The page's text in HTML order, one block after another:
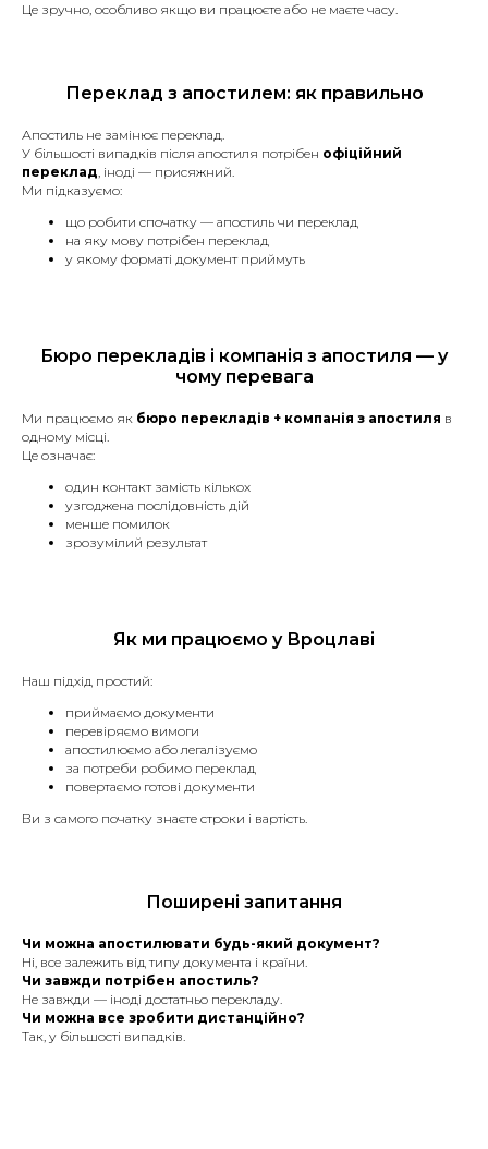
Це зручно, особливо якщо ви працюєте або не маєте часу.
Переклад з апостилем: як правильно
Апостиль не замінює переклад.
У більшості випадків після апостиля потрібен офіційний
переклад, іноді — присяжний.
Ми підказуємо:
що робити спочатку — апостиль чи переклад
на яку мову потрібен переклад
у якому форматі документ приймуть
Бюро перекладів і компанія з апостиля — у
чому перевага
Ми працюємо як бюро перекладів + компанія з апостиля в
одному місці.
Це означає:
один контакт замість кількох
узгоджена послідовність дій
менше помилок
зрозумілий результат
Як ми працюємо у Вроцлаві
Наш підхід простий:
приймаємо документи
перевіряємо вимоги
апостилюємо або легалізуємо
за потреби робимо переклад
повертаємо готові документи
Ви з самого початку знаєте строки і вартість.
Поширені запитання
Чи можна апостилювати будь-який документ?
Ні, все залежить від типу документа і країни.
Чи завжди потрібен апостиль?
Не завжди — іноді достатньо перекладу.
Чи можна все зробити дистанційно?
Так, у більшості випадків.
Апостиль
Довідка про
несудимість у Польщі
Синхронний переклад, послідовний
заходів.
Зробимо довідку про несудимість у
Польщі, без особистої присутності.
Трудова книжка.
Ліцензії та сертифікати.
подання до міграційного
відділу (для отримання
посвідки на проживання,
дозволу на роботу, зміни
громадянства та інші).
Страховий поліс.
Послуга з легалізації документів для
їх використання за кордоном.